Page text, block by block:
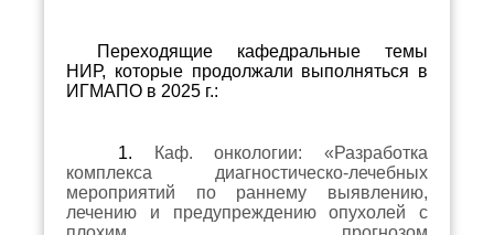
Переходящие кафедральные темы
НИР, которые продолжали выполняться в
ИГМАПО в 2025 г.:
1.
Каф. онкологии: «Разработка
комплекса диагностическо-лечебных
мероприятий по раннему выявлению,
лечению и предупреждению опухолей с